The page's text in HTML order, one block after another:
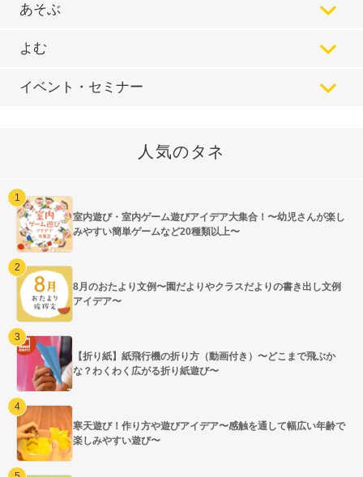
あそぶ
よむ
イベント・セミナー
人気のタネ
室内遊び・室内ゲーム遊びアイデア大集合！〜幼児さんが楽し
みやすい簡単ゲームなど20種類以上〜
8月のおたより文例〜園だよりやクラスだよりの書き出し文例
アイデア〜
【折り紙】紙飛行機の折り方（動画付き）〜どこまで飛ぶか
な？わくわく広がる折り紙遊び〜
寒天遊び！作り方や遊びアイデア〜感触を通して幅広い年齢で
楽しみやすい遊び〜